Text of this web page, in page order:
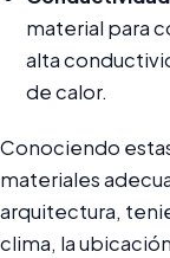
material para
alta
de calor.
Conociendo
materiales
arquitectura,
clima, la